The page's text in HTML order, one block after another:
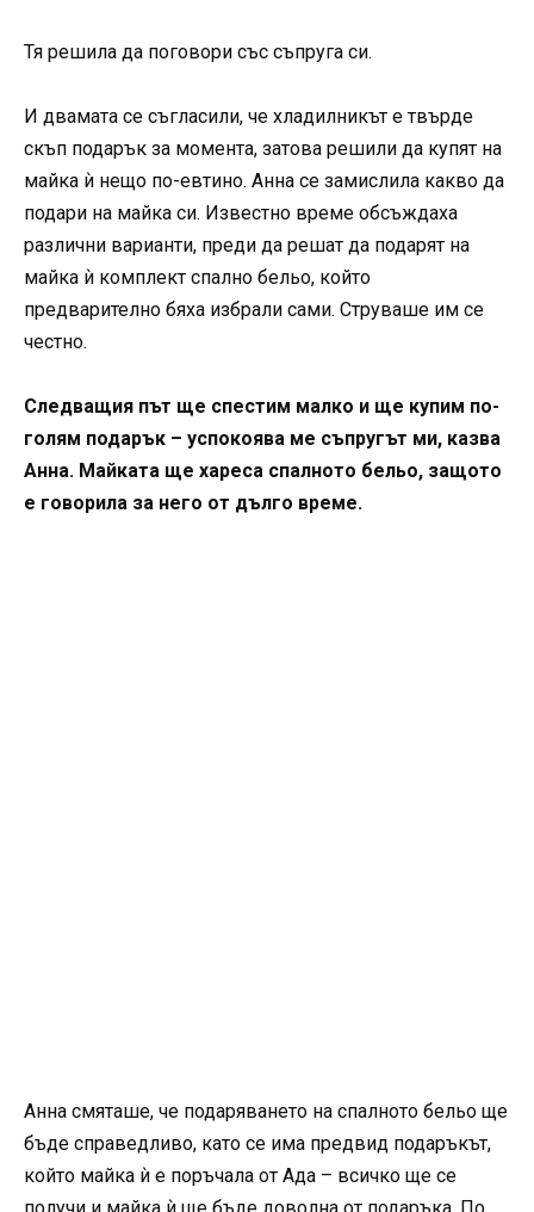
Тя решила да поговори със съпруга си.
И двамата се съгласили, че хладилникът е твърде
скъп подарък за момента, затова решили да купят на
майка ѝ нещо по-евтино. Анна се замислила какво да
подари на майка си. Известно време обсъждаха
различни варианти, преди да решат да подарят на
майка ѝ комплект спално бельо, който
предварително бяха избрали сами. Струваше им се
честно.
Следващия път ще спестим малко и ще купим по-
голям подарък – успокоява ме съпругът ми, казва
Анна. Майката ще хареса спалното бельо, защото
е говорила за него от дълго време.
Анна смяташе, че подаряването на спалното бельо ще
бъде справедливо, като се има предвид подаръкът,
който майка ѝ е поръчала от Ада – всичко ще се